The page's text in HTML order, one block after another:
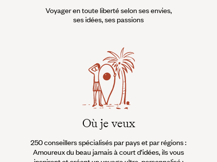
Voyager en toute liberté selon ses envies,
ses idées, ses passions
Où je veux
250 conseillers spécialisés par pays et par régions :
Amoureux du beau jamais à court d’idées, ils vous